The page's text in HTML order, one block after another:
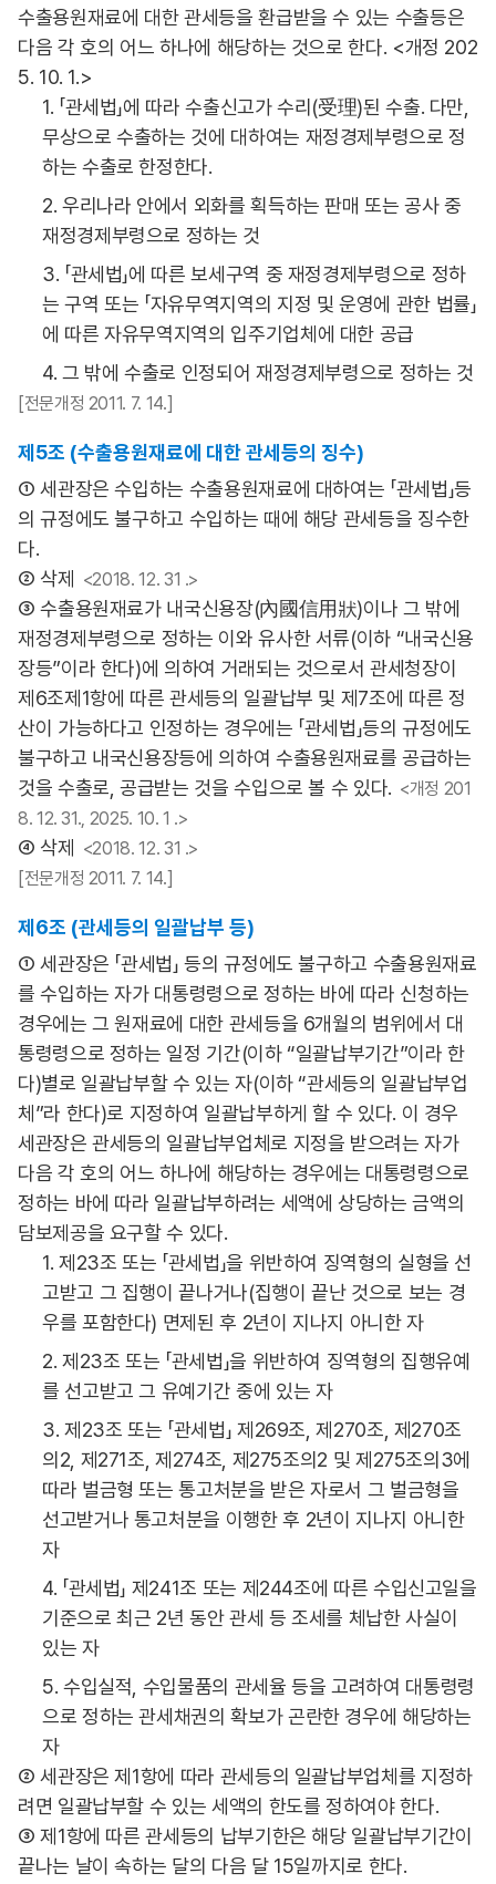
수출용원재료에 대한 관세등을 환급받을 수 있는 수출등은
다음 각 호의 어느 하나에 해당하는 것으로 한다. <개정 202
5. 10. 1.>
1. 「관세법」에 따라 수출신고가 수리(受理)된 수출. 다만,
무상으로 수출하는 것에 대하여는 재정경제부령으로 정
하는 수출로 한정한다.
2. 우리나라 안에서 외화를 획득하는 판매 또는 공사 중
재정경제부령으로 정하는 것
3. 「관세법」에 따른 보세구역 중 재정경제부령으로 정하
는 구역 또는 「자유무역지역의 지정 및 운영에 관한 법률」
에 따른 자유무역지역의 입주기업체에 대한 공급
4. 그 밖에 수출로 인정되어 재정경제부령으로 정하는 것
[전문개정 2011. 7. 14.]
제5조 (수출용원재료에 대한 관세등의 징수)
① 세관장은 수입하는 수출용원재료에 대하여는 「관세법」등
의 규정에도 불구하고 수입하는 때에 해당 관세등을 징수한
다.
② 삭제
<2018. 12. 31 .>
③ 수출용원재료가 내국신용장(內國信用狀)이나 그 밖에
재정경제부령으로 정하는 이와 유사한 서류(이하 “내국신용
장등”이라 한다)에 의하여 거래되는 것으로서 관세청장이
제6조제1항에 따른 관세등의 일괄납부 및 제7조에 따른 정
산이 가능하다고 인정하는 경우에는 「관세법」등의 규정에도
불구하고 내국신용장등에 의하여 수출용원재료를 공급하는
것을 수출로, 공급받는 것을 수입으로 볼 수 있다. <개정 201
8. 12. 31., 2025. 10. 1 .>
④ 삭제
<2018. 12. 31 .>
[전문개정 2011. 7. 14.]
제6조 (관세등의 일괄납부 등)
① 세관장은 「관세법」 등의 규정에도 불구하고 수출용원재료
를 수입하는 자가 대통령령으로 정하는 바에 따라 신청하는
경우에는 그 원재료에 대한 관세등을 6개월의 범위에서 대
통령령으로 정하는 일정 기간(이하 “일괄납부기간”이라 한
다)별로 일괄납부할 수 있는 자(이하 “관세등의 일괄납부업
체”라 한다)로 지정하여 일괄납부하게 할 수 있다. 이 경우
세관장은 관세등의 일괄납부업체로 지정을 받으려는 자가
다음 각 호의 어느 하나에 해당하는 경우에는 대통령령으로
정하는 바에 따라 일괄납부하려는 세액에 상당하는 금액의
담보제공을 요구할 수 있다.
1. 제23조 또는 「관세법」을 위반하여 징역형의 실형을 선
고받고 그 집행이 끝나거나(집행이 끝난 것으로 보는 경
우를 포함한다) 면제된 후 2년이 지나지 아니한 자
2. 제23조 또는 「관세법」을 위반하여 징역형의 집행유예
를 선고받고 그 유예기간 중에 있는 자
3. 제23조 또는 「관세법」 제269조, 제270조, 제270조
의2, 제271조, 제274조, 제275조의2 및 제275조의3에
따라 벌금형 또는 통고처분을 받은 자로서 그 벌금형을
선고받거나 통고처분을 이행한 후 2년이 지나지 아니한
자
4. 「관세법」 제241조 또는 제244조에 따른 수입신고일을
기준으로 최근 2년 동안 관세 등 조세를 체납한 사실이
있는 자
5. 수입실적, 수입물품의 관세율 등을 고려하여 대통령령
으로 정하는 관세채권의 확보가 곤란한 경우에 해당하는
자
② 세관장은 제1항에 따라 관세등의 일괄납부업체를 지정하
려면 일괄납부할 수 있는 세액의 한도를 정하여야 한다.
③ 제1항에 따른 관세등의 납부기한은 해당 일괄납부기간이
끝나는 날이 속하는 달의 다음 달 15일까지로 한다.